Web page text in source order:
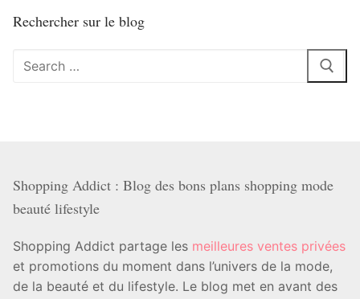
Rechercher sur le blog
Rechercher
Shopping Addict : Blog des bons plans shopping mode
beauté lifestyle
Shopping Addict partage les meilleures ventes privées
et promotions du moment dans l’univers de la mode,
de la beauté et du lifestyle. Le blog met en avant des